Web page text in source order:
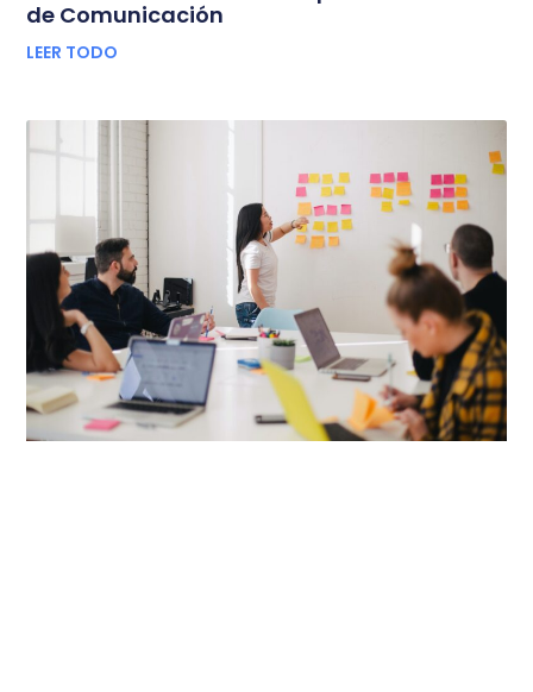
de Comunicación
LEER TODO